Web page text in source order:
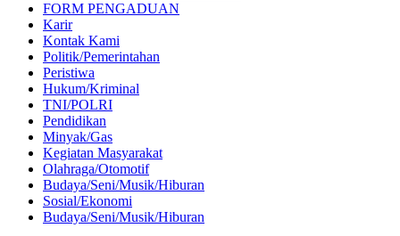
FORM PENGADUAN
Karir
Kontak Kami
Politik/Pemerintahan
Peristiwa
Hukum/Kriminal
TNI/POLRI
Pendidikan
Minyak/Gas
Kegiatan Masyarakat
Olahraga/Otomotif
Budaya/Seni/Musik/Hiburan
Sosial/Ekonomi
Budaya/Seni/Musik/Hiburan